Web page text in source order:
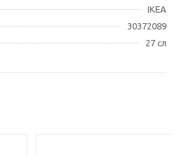
IKEA
30372089
27 сл